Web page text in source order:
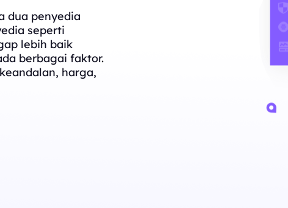
dua penyedia
seperti
lebih baik
berbagai faktor.
harga,